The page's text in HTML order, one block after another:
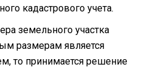
кадастрового учета.
земельного участка
размерам является
то принимается решение